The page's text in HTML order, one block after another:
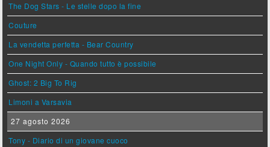
The Dog Stars - Le stelle dopo la fine
Couture
La vendetta perfetta - Bear Country
One Night Only - Quando tutto è possibile
Ghost: 2 Big To Rig
Limoni a Varsavia
27 agosto 2026
Tony - Diario di un giovane cuoco